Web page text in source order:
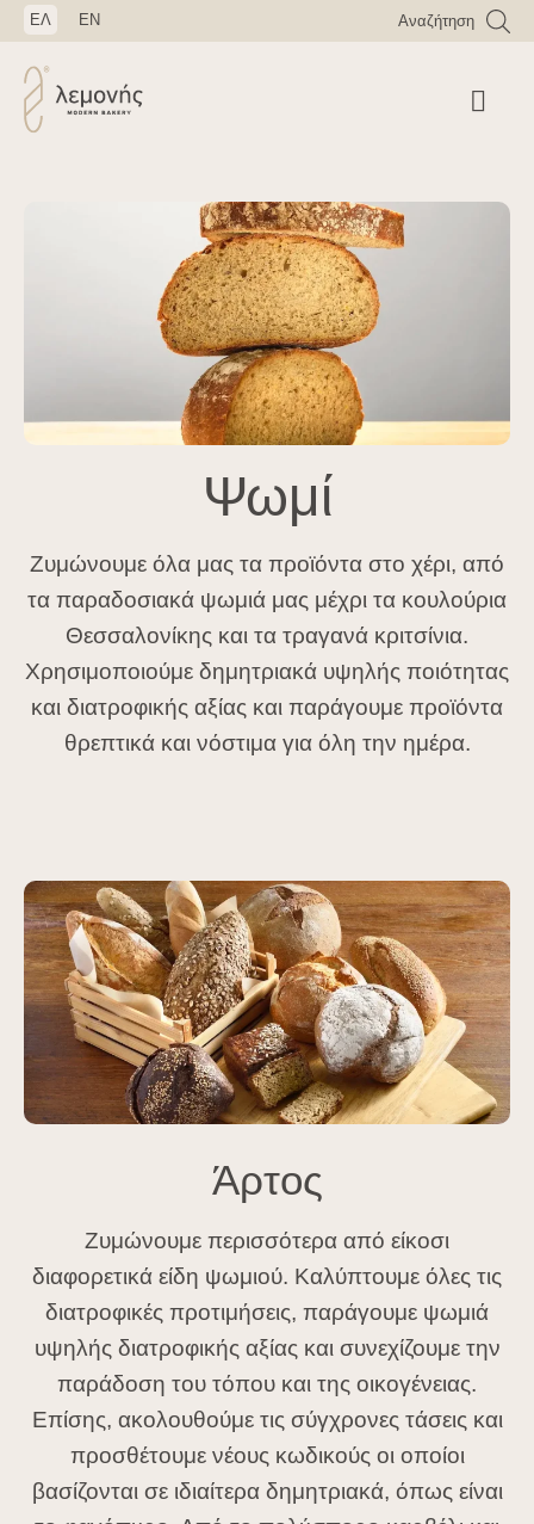
ΕΛ EN Αναζήτηση
Ψωμί
Ζυμώνουμε όλα μας τα προϊόντα στο χέρι, από
τα παραδοσιακά ψωμιά μας μέχρι τα κουλούρια
Θεσσαλονίκης και τα τραγανά κριτσίνια.
Χρησιμοποιούμε δημητριακά υψηλής ποιότητας
και διατροφικής αξίας και παράγουμε προϊόντα
θρεπτικά και νόστιμα για όλη την ημέρα.
Άρτος
Ζυμώνουμε περισσότερα από είκοσι
διαφορετικά είδη ψωμιού. Καλύπτουμε όλες τις
διατροφικές προτιμήσεις, παράγουμε ψωμιά
υψηλής διατροφικής αξίας και συνεχίζουμε την
παράδοση του τόπου και της οικογένειας.
Επίσης, ακολουθούμε τις σύγχρονες τάσεις και
προσθέτουμε νέους κωδικούς οι οποίοι
βασίζονται σε ιδιαίτερα δημητριακά, όπως είναι